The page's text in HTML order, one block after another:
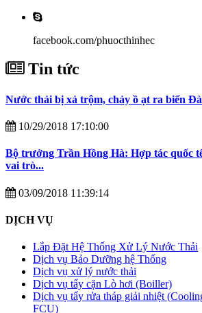
facebook.com/phuocthinhec
Tin tức
Nước thải bị xả trộm, chảy ồ ạt ra biển
10/29/2018 17:10:00
Bộ trưởng Trần Hồng Hà: Hợp tác quốc
vai trò...
03/09/2018 11:39:14
DỊCH VỤ
Lắp Đặt Hệ Thống Xử Lý Nước Thải
Dịch vụ Bảo Dưỡng hệ Thống
Dịch vụ xử lý nước thải
Dịch vụ tẩy cặn Lò hơi (Boiller)
Dịch vụ tẩy rửa tháp giải nhiệt
FCU)